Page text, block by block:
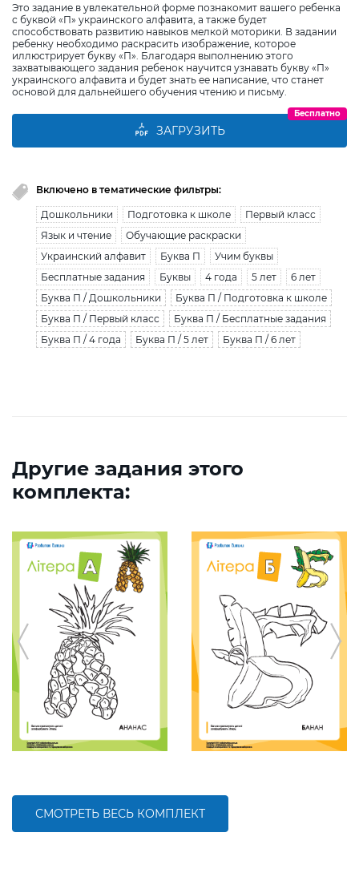
Это задание в увлекательной форме познакомит вашего ребенка
с буквой «П» украинского алфавита, а также будет
способствовать развитию навыков мелкой моторики. В задании
ребенку необходимо раскрасить изображение, которое
иллюстрирует букву «П». Благодаря выполнению этого
захватывающего задания ребенок научится узнавать букву «П»
украинского алфавита и будет знать ее написание, что станет
основой для дальнейшего обучения чтению и письму.
ЗАГРУЗИТЬ
Бесплатно
Включено в тематические фильтры:
Дошкольники Подготовка к школе
Первый класс
Язык и чтение
Обучающие раскраски
Украинский алфавит
Буква П
Учим буквы
Бесплатные задания
Буквы 4 года 5 лет
6 лет
Буква П / Дошкольники
Буква П / Подготовка к школе
Буква П / Первый класс
Буква П / Бесплатные задания
Буква П / 4 года
Буква П / 5 лет Буква П / 6 лет
Другие задания этого
комплекта:
СМОТРЕТЬ ВЕСЬ КОМПЛЕКТ